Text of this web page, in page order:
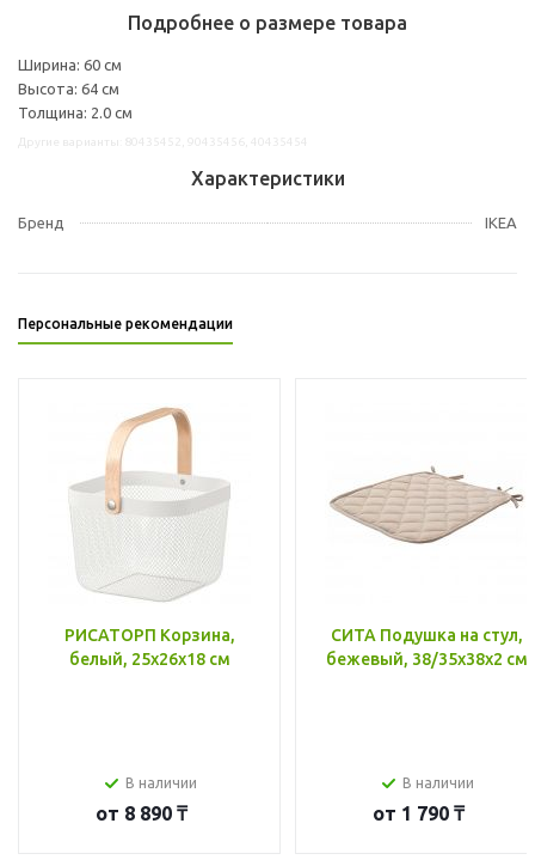
Подробнее о размере товара
Ширина: 60 см
Высота: 64 см
Толщина: 2.0 см
Характеристики
Бренд IKEA
Персональные рекомендации
РИСАТОРП Корзина,
белый, 25x26x18 см
В наличии
от 8 890 ₸
СИТА Подушка на стул,
бежевый, 38/35x38x2 см
В наличии
от 1 790 ₸